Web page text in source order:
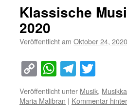
Klassische
2020
Veröffentlicht am Oktober 24, 2020
Copy
Link
WhatsApp
Telegram
Veröffentlicht unter Musik,
Maria Malibran | Kommentar